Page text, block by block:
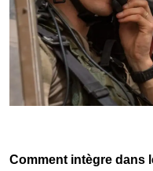
Comment intègre dans